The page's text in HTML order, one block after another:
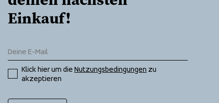
Einkauf!
Klick hier um die Nutzungsbedingungen zu
akzeptieren